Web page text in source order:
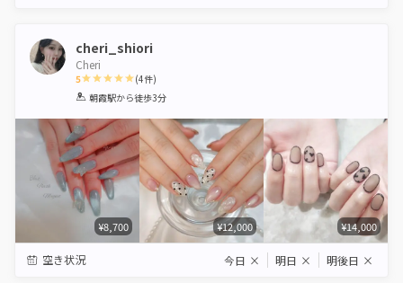
cheri_shiori
Cheri
5
1 2 3 4 5
(4件)
朝霞駅から徒歩3分
¥8,700 ¥12,000 ¥14,000
空き状況 今日 × 明日 × 明後日 ×